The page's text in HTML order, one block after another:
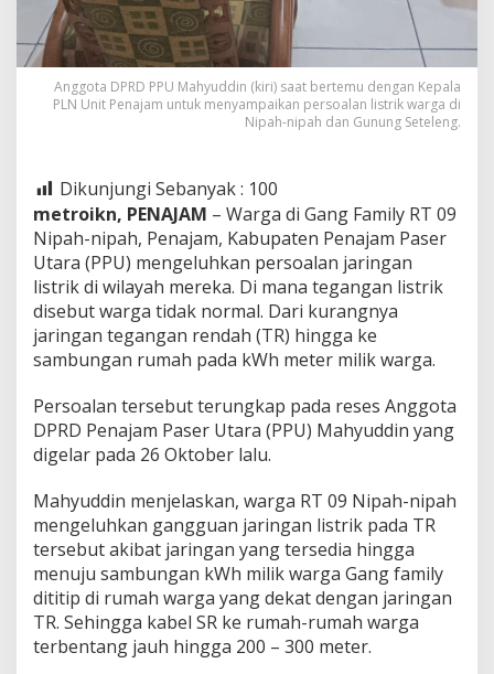
Anggota DPRD PPU Mahyuddin (kiri) saat bertemu dengan Kepala
PLN Unit Penajam untuk menyampaikan persoalan listrik warga di
Nipah-nipah dan Gunung Seteleng.
Dikunjungi Sebanyak : 100
metroikn, PENAJAM – Warga di Gang Family RT 09
Nipah-nipah, Penajam, Kabupaten Penajam Paser
Utara (PPU) mengeluhkan persoalan jaringan
listrik di wilayah mereka. Di mana tegangan listrik
disebut warga tidak normal. Dari kurangnya
jaringan tegangan rendah (TR) hingga ke
sambungan rumah pada kWh meter milik warga.
Persoalan tersebut terungkap pada reses Anggota
DPRD Penajam Paser Utara (PPU) Mahyuddin yang
digelar pada 26 Oktober lalu.
Mahyuddin menjelaskan, warga RT 09 Nipah-nipah
mengeluhkan gangguan jaringan listrik pada TR
tersebut akibat jaringan yang tersedia hingga
menuju sambungan kWh milik warga Gang family
dititip di rumah warga yang dekat dengan jaringan
TR. Sehingga kabel SR ke rumah-rumah warga
terbentang jauh hingga 200 – 300 meter.